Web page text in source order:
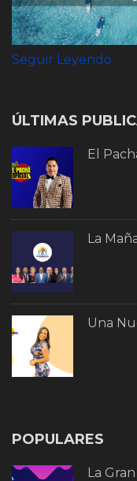
Seguir Leyendo
ÚLTIMAS
El
La
Una
POPULARES
La